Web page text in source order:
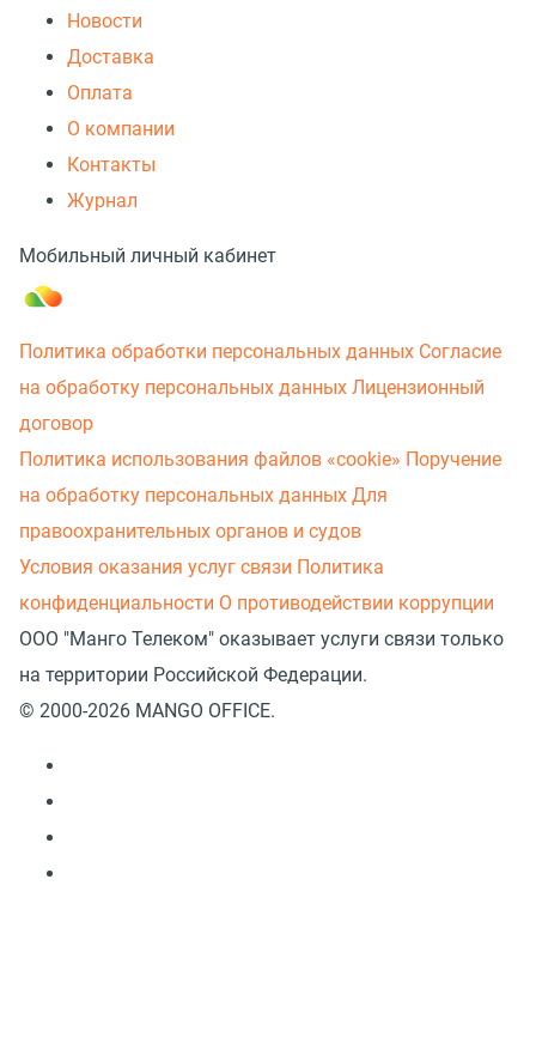
Новости
Доставка
Оплата
О компании
Контакты
Журнал
Мобильный личный кабинет
Политика обработки персональных данных Согласие
на обработку персональных данных Лицензионный
договор
Политика использования файлов «cookie» Поручение
на обработку персональных данных Для
правоохранительных органов и судов
Условия оказания услуг связи Политика
конфиденциальности О противодействии коррупции
ООО "Манго Телеком" оказывает услуги связи только
на территории Российской Федерации.
© 2000-2026 MANGO OFFICE.